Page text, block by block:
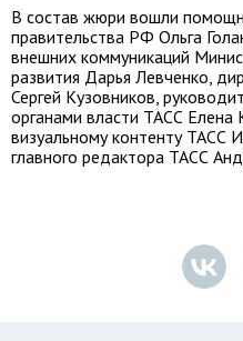
В состав жюри вошли
правительства РФ Ольга
внешних коммуникаций
развития Дарья Левченко,
Сергей Кузовников,
органами власти ТАСС Елена
визуальному контенту ТАСС
главного редактора ТАСС